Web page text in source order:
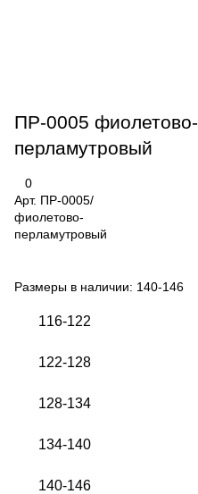
ПР-0005 фиолетово-
перламутровый
0
Арт. ПР-0005/
фиолетово-
перламутровый
Размеры в наличии: 140-146
116-122
122-128
128-134
134-140
140-146